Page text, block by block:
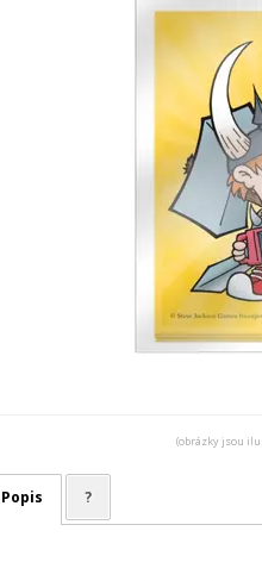
(obrázky jsou
Popis ?